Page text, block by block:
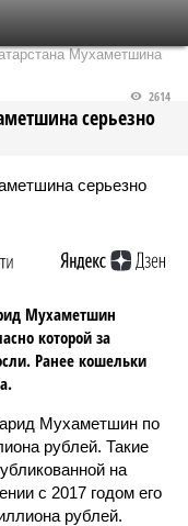
Мухаметшина
серьезно
2614
Мухаметшин
которой за
Ранее кошельки
Мухаметшин по
рублей. Такие
на
с 2017 годом его
рублей.